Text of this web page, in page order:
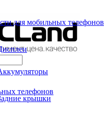
телефонов
для мобильных телефонов
крышки